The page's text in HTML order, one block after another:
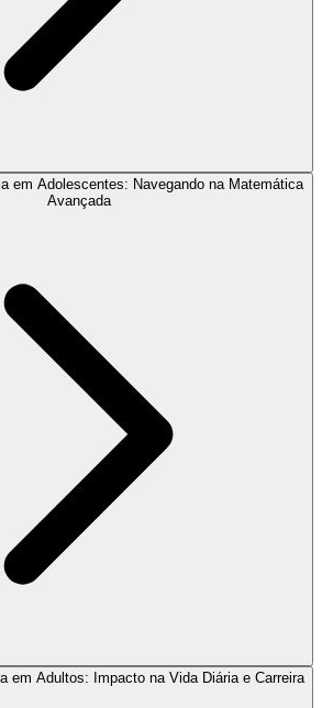
em Adolescentes: Navegando na Matemática
Avançada
em Adultos: Impacto na Vida Diária e Carreira